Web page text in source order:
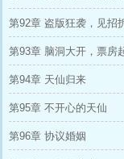
第92章 盗版狂袭，见招
第93章 脑洞大开，票房
第94章 天仙归来
第95章 不开心的天仙
第96章 协议婚姻